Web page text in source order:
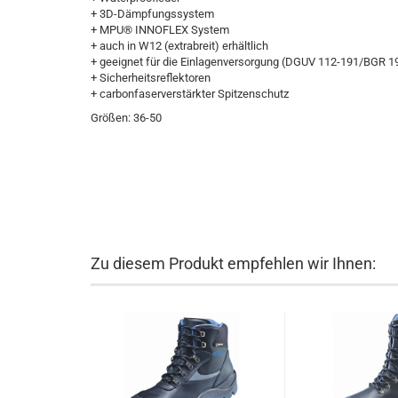
+ 3D-Dämpfungssystem
+ MPU® INNOFLEX System
+ auch in W12 (extrabreit) erhältlich
+ geeignet für die Einlagenversorgung (DGUV 112-191/BGR
+ Sicherheitsreflektoren
+ carbonfaserverstärkter Spitzenschutz
Größen: 36-50
Zu diesem Produkt empfehlen wir Ihnen: